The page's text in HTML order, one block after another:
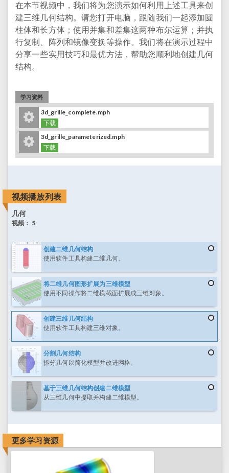
在本节视频中，我们将为您演示如何利用上述工具来创
建三维几何结构。请您打开电脑，跟随我们一起添加圆
柱体和长方体；使用并集和差集这两种布尔运算；并执
行复制、阵列和镜像变换等操作。我们将在演示过程中
分享一些实用技巧和最优方法，帮助您顺利地创建几何
结构。
学习资料
3d_grille_complete.mph
下载
3d_grille_parameterized.mph
下载
视频播放列表
几何
视频： 5
创建二维几何结构
使用软件工具构建二维几何。
将二维几何图形扩展为三维模型
使用不同操作将二维横截面扩展成三维对象。
创建三维几何结构
使用软件工具构建三维对象。
分割几何结构
拆分几何以简化模型并改进网格。
基于三维几何结构创建二维模型
从三维几何中提取并构建二维模型。
更多学习资源